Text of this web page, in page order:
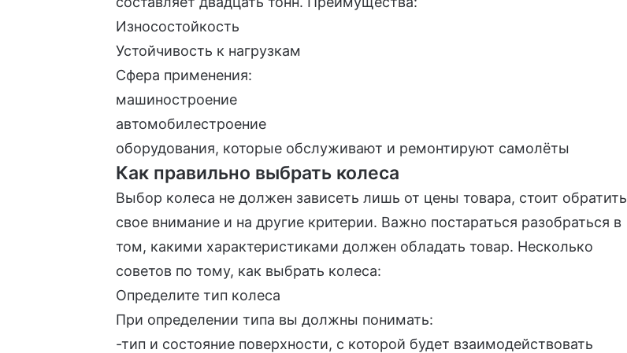
Износостойкость
Устойчивость к нагрузкам
Сфера применения:
машиностроение
автомобилестроение
оборудования, которые обслуживают и ремонтируют самолёты
Как правильно выбрать колеса
Выбор колеса не должен зависеть лишь от цены товара, стоит обратить
свое внимание и на другие критерии. Важно постараться разобраться в
том, какими характеристиками должен обладать товар. Несколько
советов по тому, как выбрать колеса:
Определите тип колеса
При определении типа вы должны понимать:
-тип и состояние поверхности, с которой будет взаимодействовать